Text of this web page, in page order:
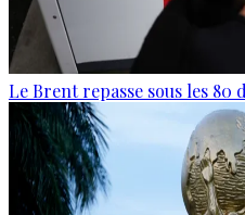
Le Brent repasse sous les 80